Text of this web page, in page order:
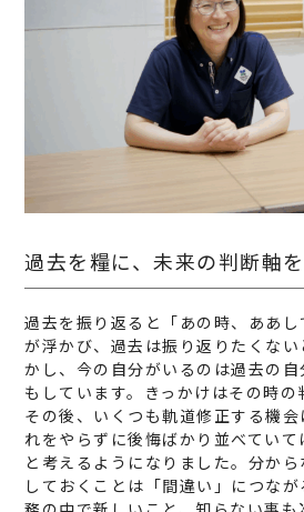
過去を糧に、未来の判断軸
過去を振り返ると「あの時、ああ
が浮かび、過去は振り返りたくな
かし、今の自分がいるのは過去の
もしています。きっかけはその時の
その後、いくつも軌道修正する機
れをやらずに後悔ばかり並べてい
と考えるようになりました。分か
しておくことは「間違い」につな